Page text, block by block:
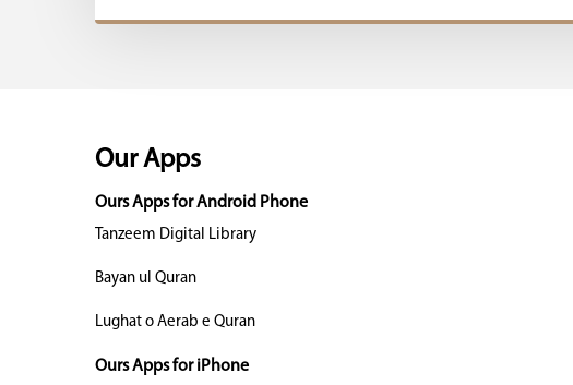
Our Apps
Ours Apps for Android Phone
Tanzeem Digital Library
Bayan ul Quran
Lughat o Aerab e Quran
Ours Apps for iPhone